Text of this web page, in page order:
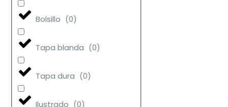
Bolsillo (0)
Tapa blanda (0)
Tapa dura (0)
Ilustrado (0)